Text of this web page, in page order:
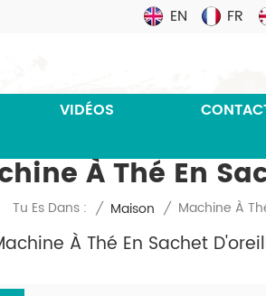
EN FR
VIDÉOS
À Thé En
Tu Es Dans : / Maison / Machine À
À Thé En Sachet